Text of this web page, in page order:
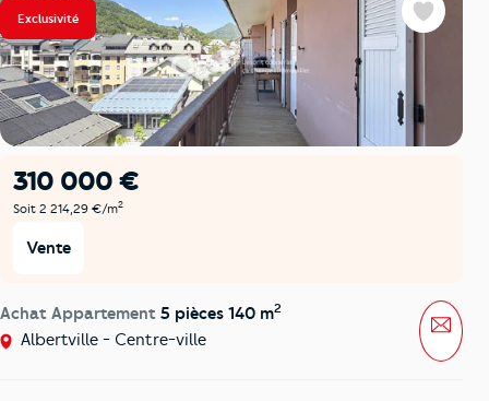
Exclusivité
310 000 €
Soit 2 214,29 €/m2
Vente
Achat Appartement 5 pièces 140 m2
Albertville - Centre-ville
Favoris